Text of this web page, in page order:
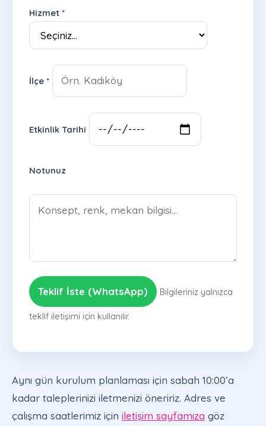
Hizmet *
İlçe *
Etkinlik Tarihi
Notunuz
Teklif İste (WhatsApp) Bilgileriniz yalnızca
teklif iletişimi için kullanılır.
Aynı gün kurulum planlaması için sabah 10:00’a
kadar taleplerinizi iletmenizi öneririz. Adres ve
çalışma saatlerimiz için iletişim sayfamıza göz